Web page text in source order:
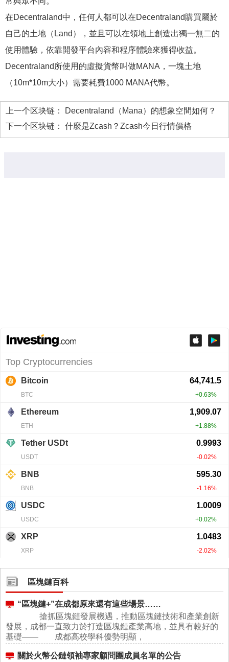
在Decentraland中，任何人都可以在Decentraland購買屬於
自己的土地（Land），並且可以在領地上創造出獨一無二的
使用體驗，依靠開發平台內容和程序體驗來獲得收益。
Decentraland所使用的虛擬貨幣叫做MANA，一塊土地
（10m*10m大小）需要耗費1000 MANA代幣。
上一个区块链：
Decentraland（Mana）的想象空間如何？
下一个区块链： 什麼是Zcash？Zcash今日行情價格
區塊鏈百科
“區塊鏈+”在成都原來還有這些場景……
搶抓區塊鏈發展機遇，推動區塊鏈技術和產業創新
發展，成都一直致力於打造區塊鏈產業高地，並具有較好的
基礎—— 成都高校學科優勢明顯，
關於火幣公鏈領袖專家顧問團成員名單的公告